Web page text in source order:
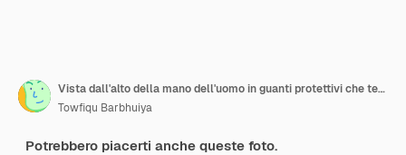
Vista dall'alto della mano dell'uomo in guanti protettivi che tengono le capsule,
Towfiqu Barbhuiya
Potrebbero piacerti anche queste foto.